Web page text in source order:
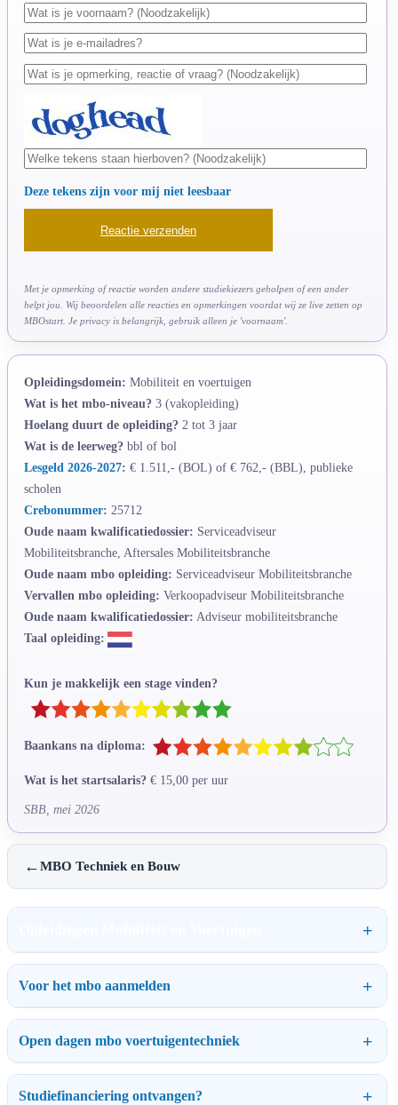
Deze tekens zijn voor mij niet leesbaar
Met je opmerking of reactie worden andere studiekiezers geholpen of een ander
helpt jou. Wij beoordelen alle reacties en opmerkingen voordat wij ze live zetten op
MBOstart. Je privacy is belangrijk, gebruik alleen je 'voornaam'.
Opleidingsdomein: Mobiliteit en voertuigen
Wat is het mbo-niveau? 3 (vakopleiding)
Hoelang duurt de opleiding? 2 tot 3 jaar
Wat is de leerweg? bbl of bol
Lesgeld 2026-2027: € 1.511,- (BOL) of € 762,- (BBL), publieke
scholen
Crebonummer: 25712
Oude naam kwalificatiedossier: Serviceadviseur
Mobiliteitsbranche, Aftersales Mobiliteitsbranche
Oude naam mbo opleiding: Serviceadviseur Mobiliteitsbranche
Vervallen mbo opleiding: Verkoopadviseur Mobiliteitsbranche
Oude naam kwalificatiedossier: Adviseur mobiliteitsbranche
Taal opleiding:
Kun je makkelijk een stage vinden?
Baankans na diploma:
Wat is het startsalaris? € 15,00 per uur
SBB, mei 2026
←MBO Techniek en Bouw
Voor het mbo aanmelden
Open dagen mbo voertuigentechniek
Studiefinanciering ontvangen?